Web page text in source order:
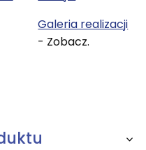
Galeria realizacji
- Zobacz.